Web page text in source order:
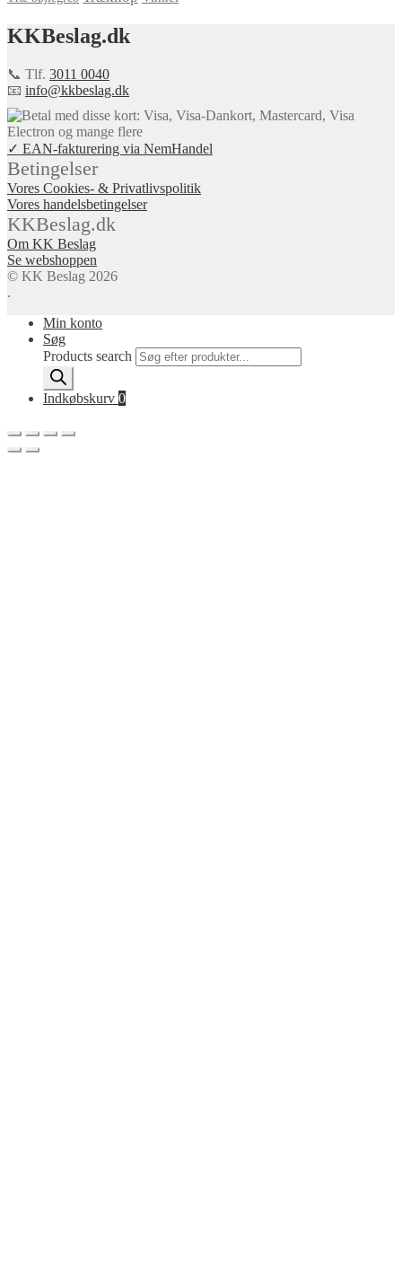
KKBeslag.dk
📞 Tlf. 3011 0040
📧 info@kkbeslag.dk
✓ EAN-fakturering via NemHandel
Betingelser
Vores Cookies- & Privatlivspolitik
Vores handelsbetingelser
KKBeslag.dk
Om KK Beslag
Se webshoppen
© KK Beslag 2026
.
Min konto
Søg
Products search
Indkøbskurv 0